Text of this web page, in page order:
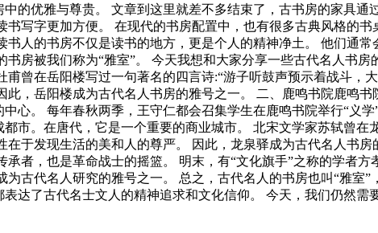
的优雅与尊贵。 文章到这里就差不多结束了，古书房的家具
写字更加方便。 在现代的书房配置中，也有很多古典风格的
人的书房不仅是读书的地方，更是个人的精神净土。 他们通
房被我们称为“雅室”。 今天我想和大家分享一些古代名人书
曾在岳阳楼写过一句著名的四言诗:“游子听鼓声预示着战斗，
此，岳阳楼成为古代名人书房的雅号之一。 二、鹿鸣书院鹿鸣
心。 每年春秋两季，王守仁都会召集学生在鹿鸣书院举行“义
市。在唐代，它是一个重要的商业城市。 北宋文学家苏轼曾
于发现生活的美和人的尊严。 因此，龙泉驿成为古代名人书
者，也是革命战士的摇篮。 明末，有“文化旗手”之称的学者
古代名人研究的雅号之一。 总之，古代名人的书房也叫“雅室
达了古代名士文人的精神追求和文化信仰。 今天，我们仍然